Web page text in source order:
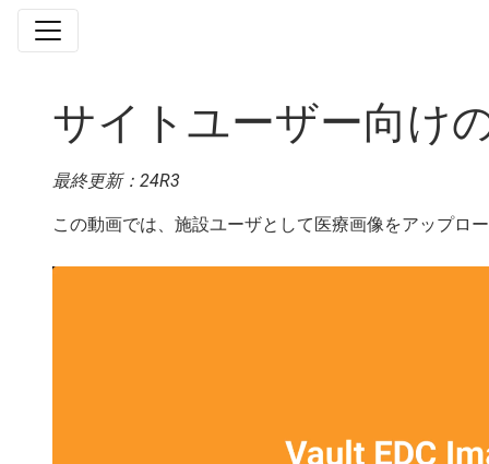
サイトユーザー向け
最終更新：24R3
この動画では、施設ユーザとして医療画像をアップロ